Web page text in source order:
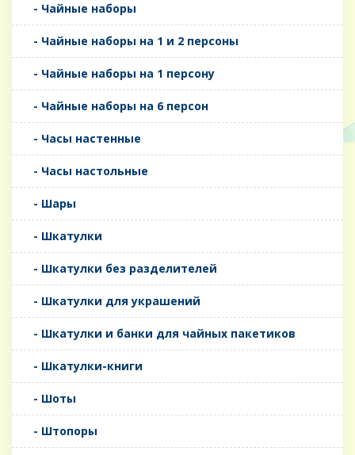
- Чайные наборы
- Чайные наборы на 1 и 2 персоны
- Чайные наборы на 1 персону
- Чайные наборы на 6 персон
- Часы настенные
- Часы настольные
- Шары
- Шкатулки
- Шкатулки без разделителей
- Шкатулки для украшений
- Шкатулки и банки для чайных пакетиков
- Шкатулки-книги
- Шоты
- Штопоры